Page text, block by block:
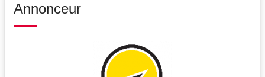
Annonceur